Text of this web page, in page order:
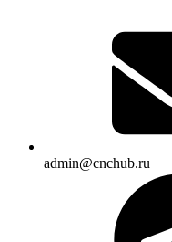
admin@cnchub.ru